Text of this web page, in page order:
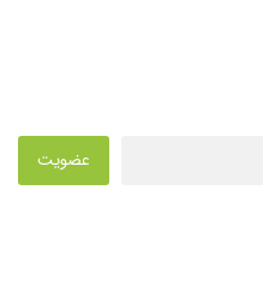
عضویت